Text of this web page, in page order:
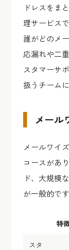
ドレスをま
理サービス
誰がどのメ
応漏れや二
スタマーサ
扱うチーム
メール
メールワイ
コースがあ
ド、大規模
が一般的です
特
スタ